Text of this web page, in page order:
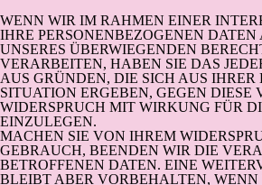
WENN WIR IM RAHMEN EINER
IHRE PERSONENBEZOGENEN DATEN
UNSERES ÜBERWIEGENDEN
VERARBEITEN, HABEN SIE DAS
AUS GRÜNDEN, DIE SICH AUS IHRER
SITUATION ERGEBEN, GEGEN DIESE
WIDERSPRUCH MIT WIRKUNG FÜR
EINZULEGEN.
MACHEN SIE VON IHREM
GEBRAUCH, BEENDEN WIR DIE
BETROFFENEN DATEN. EINE
BLEIBT ABER VORBEHALTEN,